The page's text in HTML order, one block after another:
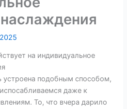
на индивидуальное
устроена подобным способом,
даже к
То, что вчера дарило